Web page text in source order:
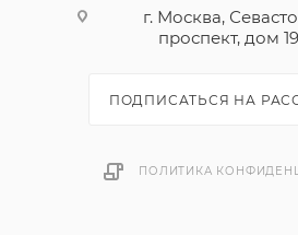
г. Москва,
проспект, дом
ПОДПИСАТЬСЯ НА
ПОЛИТИКА